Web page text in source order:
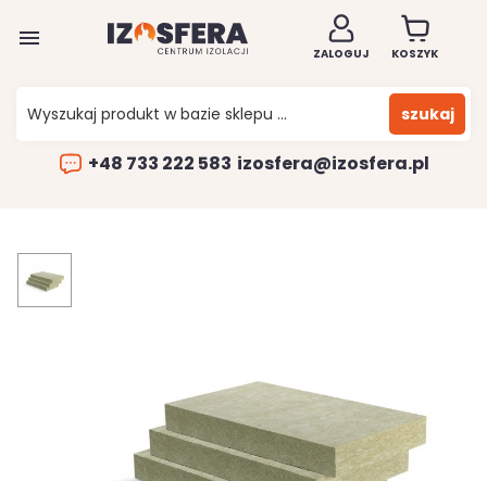

ZALOGUJ KOSZYK
szukaj
+48 733 222 583 izosfera@izosfera.pl